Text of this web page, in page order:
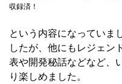
収録済！
という内容になっていま
したが、他にもレジェン
表や開発秘話などなど、
り楽しめました。